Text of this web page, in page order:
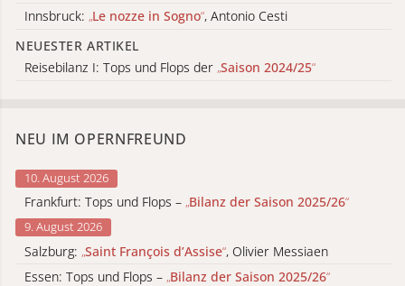
Innsbruck: „Le nozze in Sogno“, Antonio Cesti
NEUESTER ARTIKEL
Reisebilanz I: Tops und Flops der „Saison 2024/25“
NEU IM OPERNFREUND
10. August 2026
Frankfurt: Tops und Flops – „Bilanz der Saison 2025/26“
9. August 2026
Salzburg: „Saint François d’Assise“, Olivier Messiaen
Essen: Tops und Flops – „Bilanz der Saison 2025/26“